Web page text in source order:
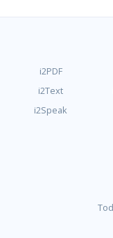
i2PDF
i2Text
i2Speak